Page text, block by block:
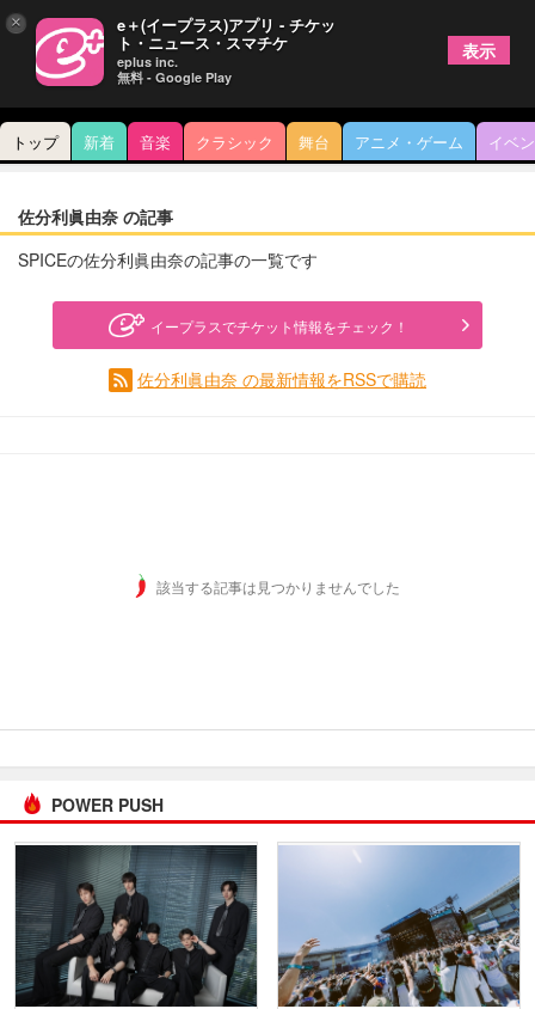
トップ 新着 音楽 クラシック 舞台 アニメ・ゲーム イベ
佐分利眞由奈 の記事
SPICEの佐分利眞由奈の記事の一覧です
イープラスでチケット情報をチェック！
佐分利眞由奈 の最新情報をRSSで購読
該当する記事は見つかりませんでした
POWER PUSH
× e＋(イープラス)アプリ - チケッ
ト・ニュース・スマチケ
eplus inc.
無料 - Google Play
表示